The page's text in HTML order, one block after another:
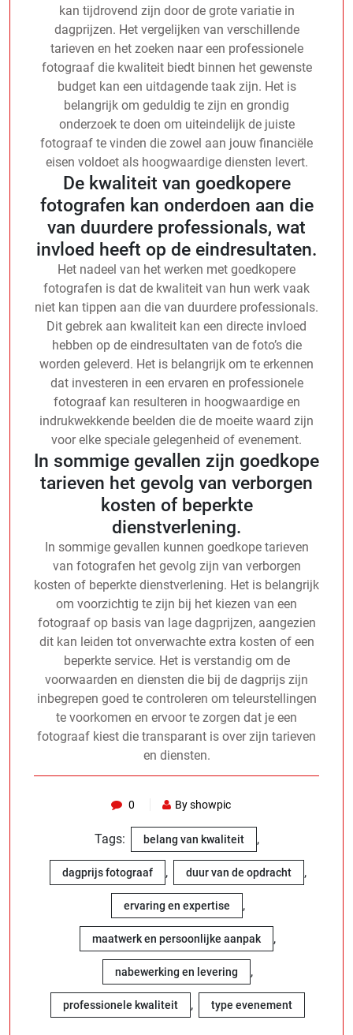
kan tijdrovend zijn door de grote variatie in
dagprijzen. Het vergelijken van verschillende
tarieven en het zoeken naar een professionele
fotograaf die kwaliteit biedt binnen het gewenste
budget kan een uitdagende taak zijn. Het is
belangrijk om geduldig te zijn en grondig
onderzoek te doen om uiteindelijk de juiste
fotograaf te vinden die zowel aan jouw financiële
eisen voldoet als hoogwaardige diensten levert.
De kwaliteit van goedkopere
fotografen kan onderdoen aan die
van duurdere professionals, wat
invloed heeft op de eindresultaten.
Het nadeel van het werken met goedkopere
fotografen is dat de kwaliteit van hun werk vaak
niet kan tippen aan die van duurdere professionals.
Dit gebrek aan kwaliteit kan een directe invloed
hebben op de eindresultaten van de foto’s die
worden geleverd. Het is belangrijk om te erkennen
dat investeren in een ervaren en professionele
fotograaf kan resulteren in hoogwaardige en
indrukwekkende beelden die de moeite waard zijn
voor elke speciale gelegenheid of evenement.
In sommige gevallen zijn goedkope
tarieven het gevolg van verborgen
kosten of beperkte
dienstverlening.
In sommige gevallen kunnen goedkope tarieven
van fotografen het gevolg zijn van verborgen
kosten of beperkte dienstverlening. Het is belangrijk
om voorzichtig te zijn bij het kiezen van een
fotograaf op basis van lage dagprijzen, aangezien
dit kan leiden tot onverwachte extra kosten of een
beperkte service. Het is verstandig om de
voorwaarden en diensten die bij de dagprijs zijn
inbegrepen goed te controleren om teleurstellingen
te voorkomen en ervoor te zorgen dat je een
fotograaf kiest die transparant is over zijn tarieven
en diensten.
0 By showpic
Tags: belang van kwaliteit ,
dagprijs fotograaf , duur van de opdracht ,
ervaring en expertise ,
maatwerk en persoonlijke aanpak ,
nabewerking en levering ,
professionele kwaliteit , type evenement